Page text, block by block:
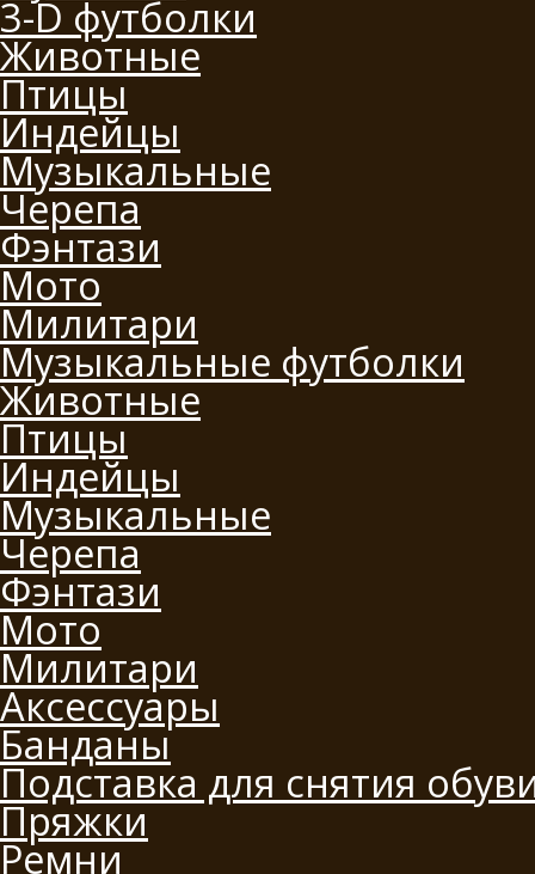
3-D футболки
Животные
Птицы
Индейцы
Музыкальные
Черепа
Фэнтази
Мото
Милитари
Музыкальные футболки
Животные
Птицы
Индейцы
Музыкальные
Черепа
Фэнтази
Мото
Милитари
Аксессуары
Банданы
Подставка для снятия
Пряжки
Ремни